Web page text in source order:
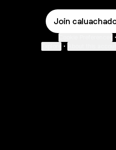
Join
•
•